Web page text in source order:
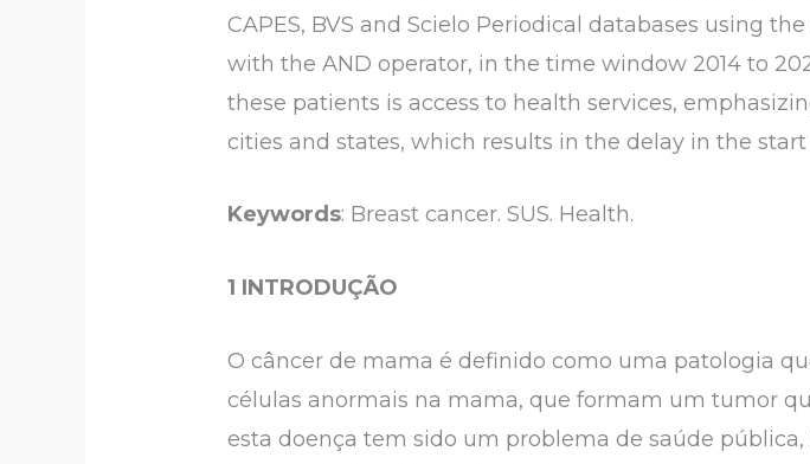
CAPES, BVS and Scielo Periodical databases using the
with the AND operator, in the time window 2014 to
these patients is access to health services,
cities and states, which results in the delay in the
Keywords: Breast cancer. SUS. Health.
1 INTRODUÇÃO
O câncer de mama é definido como uma patologia
células anormais na mama, que formam um tumor
esta doença tem sido um problema de saúde